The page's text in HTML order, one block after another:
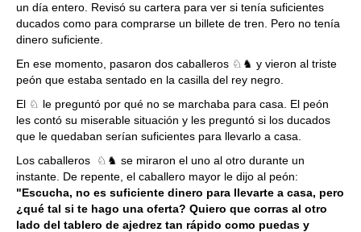
un día entero. Revisó su cartera para ver si tenía suficientes
ducados como para comprarse un billete de tren. Pero no tenía
dinero suficiente.
En ese momento, pasaron dos caballeros ♘♞ y vieron al triste
peón que estaba sentado en la casilla del rey negro.
El ♘ le preguntó por qué no se marchaba para casa. El peón
les contó su miserable situación y les preguntó si los ducados
que le quedaban serían suficientes para llevarlo a casa.
Los caballeros ♘♞ se miraron el uno al otro durante un
instante. De repente, el caballero mayor le dijo al peón:
"Escucha, no es suficiente dinero para llevarte a casa, pero
¿qué tal si te hago una oferta? Quiero que corras al otro
lado del tablero de ajedrez tan rápido como puedas y